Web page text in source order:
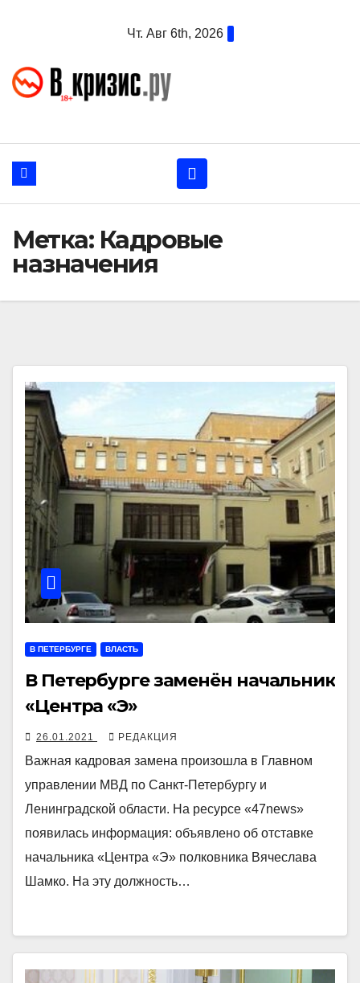
Чт. Авг 6th, 2026
Метка: Кадровые
назначения
В ПЕТЕРБУРГЕ ВЛАСТЬ
В Петербурге заменён начальник
«Центра «Э»
26.01.2021 РЕДАКЦИЯ
Важная кадровая замена произошла в Главном
управлении МВД по Санкт-Петербургу и
Ленинградской области. На ресурсе «47news»
появилась информация: объявлено об отставке
начальника «Центра «Э» полковника Вячеслава
Шамко. На эту должность…